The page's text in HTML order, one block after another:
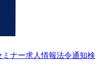
ミナー求人情報法令通知検